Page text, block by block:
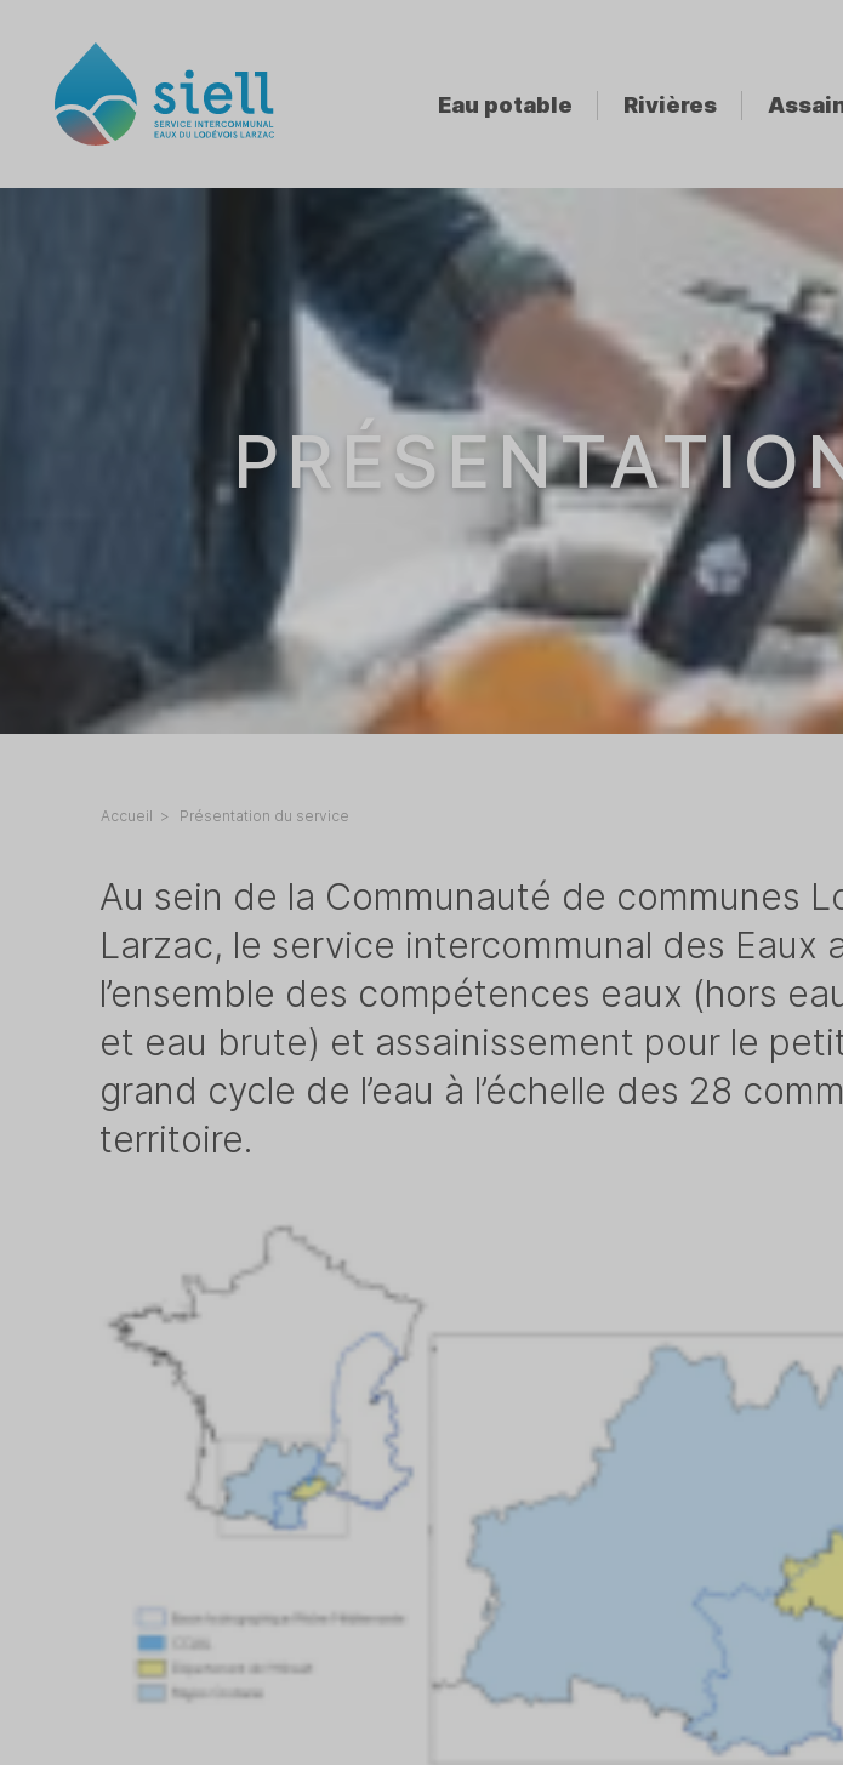
Eau potable Rivières
Accueil Présentation du service
Au sein de la Communauté de communes
Larzac, le service intercommunal des Eaux
l’ensemble des compétences eaux (hors
et eau brute) et assainissement pour le
grand cycle de l’eau à l’échelle des 28
territoire.